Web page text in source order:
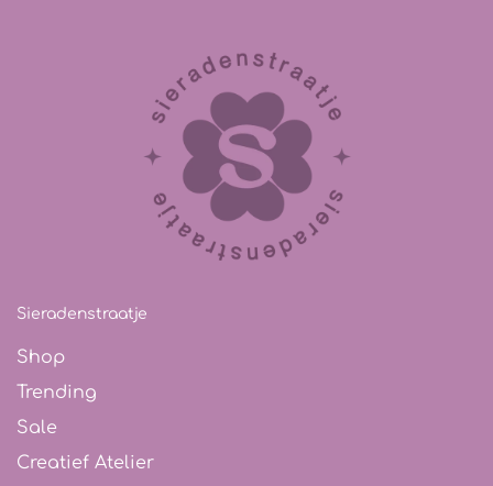
Sieradenstraatje
Shop
Trending
Sale
Creatief Atelier